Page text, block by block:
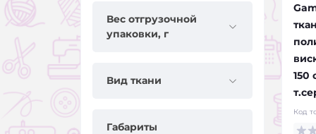
Вес отгрузочной
упаковки, г
Вид ткани
Габариты
150
Код